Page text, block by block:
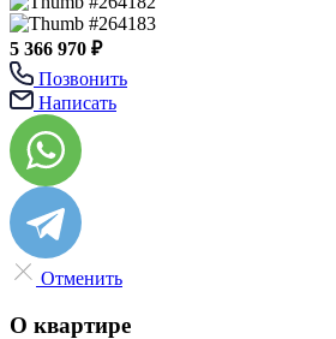
5 366 970 ₽
Позвонить
Написать
Отменить
О квартире